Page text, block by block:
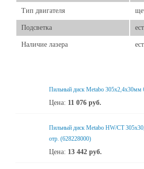
Тип двигателя
Подсветка
Наличие лазера
Пильный диск Metabo 305x2,4х30мм
Цена: 11 076 руб.
Пильный диск Metabo HW/CT
отр. (628228000)
Цена: 13 442 руб.